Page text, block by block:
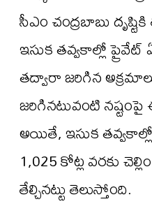
సీఎం చంద్రబాబు
ఇసుక తవ్వకాల్లో
తద్వారా జరిగిన
జరిగినటువంటి
అయితే, ఇసుక తవ్వకాల్లో
1,025 కోట్ల వరకు
తేల్చినట్టు తెలుస్తోంది.